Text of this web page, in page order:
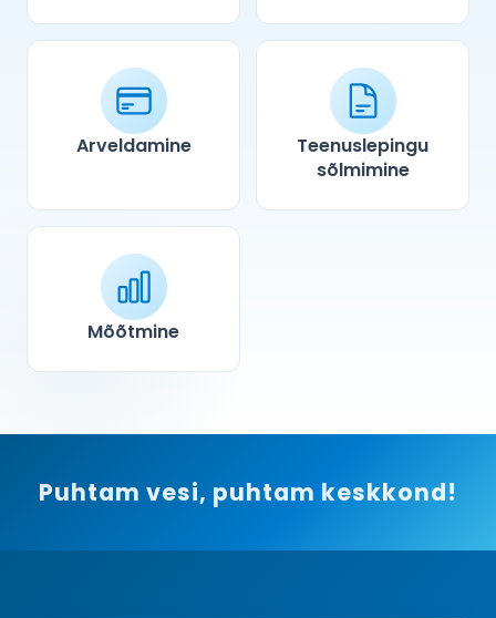
Arveldamine
Teenuslepingu
sõlmimine
Mõõtmine
Puhtam vesi, puhtam keskkond!